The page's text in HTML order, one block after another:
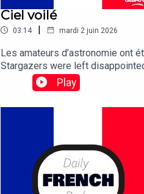
Ciel voilé
03:14 | mardi 2 juin 2026
Les amateurs d’astronomie ont
Stargazers were left
Play